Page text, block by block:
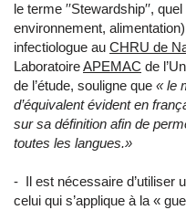
le terme ′′Stewardship′′,
environnement,
infectiologue au CHRU de
LaboratoireAPEMAC de
de l’étude, souligne que «le
d’équivalent évident en
sur sa définition afin de
toutes les langues.»
- Il est nécessaire d’utiliser
celui qui s’applique à la «